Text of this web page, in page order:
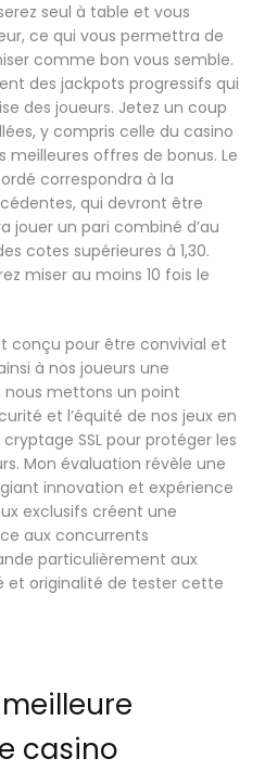
seul à table et vous
ce qui vous permettra de
comme bon vous semble.
des jackpots progressifs qui
des joueurs. Jetez un coup
y compris celle du casino
meilleures offres de bonus. Le
correspondra à la
qui devront être
jouer un pari combiné d’au
cotes supérieures à 1,30.
miser au moins 10 fois le
conçu pour être convivial et
à nos joueurs une
nous mettons un point
et l’équité de nos jeux en
SSL pour protéger les
Mon évaluation révèle une
innovation et expérience
exclusifs créent une
aux concurrents
particulièrement aux
et originalité de tester cette
casino